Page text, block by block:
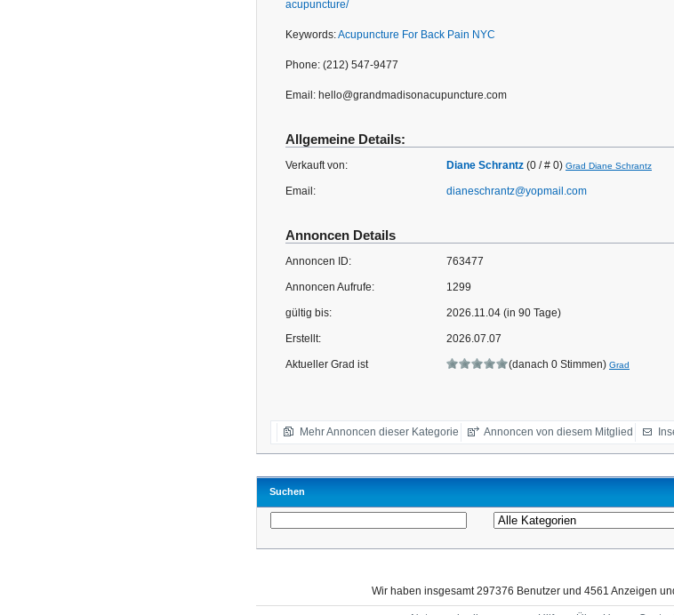
acupuncture/
Keywords:Acupuncture For Back Pain NYC
Phone: (212) 547-9477
Email: hello@grandmadisonacupuncture.com
Allgemeine Details:
Verkauft von: Diane Schrantz (0 / # 0) Grad Diane Schrantz
Email: dianeschrantz@yopmail.com
Annoncen Details
Annoncen ID: 763477
Annoncen Aufrufe: 1299
gültig bis: 2026.11.04 (in 90 Tage)
Erstellt: 2026.07.07
Aktueller Grad ist (danach 0 Stimmen) Grad
Mehr Annoncen dieser Kategorie Annoncen von diesem Mitglied
Suchen
Wir haben insgesamt 297376 Benutzer und 4561 Anzeigen